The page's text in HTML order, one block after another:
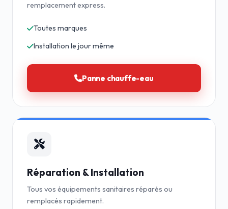
remplacement express.
Toutes marques
Installation le jour même
Panne chauffe-eau
Réparation & Installation
Tous vos équipements sanitaires réparés ou
remplacés rapidement.